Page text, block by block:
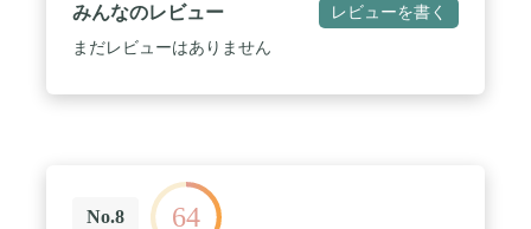
みんなのレビュー レビューを書く
まだレビューはありません
No.8 64